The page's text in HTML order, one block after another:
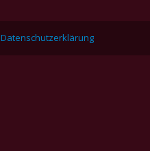
Datenschutzerklärung